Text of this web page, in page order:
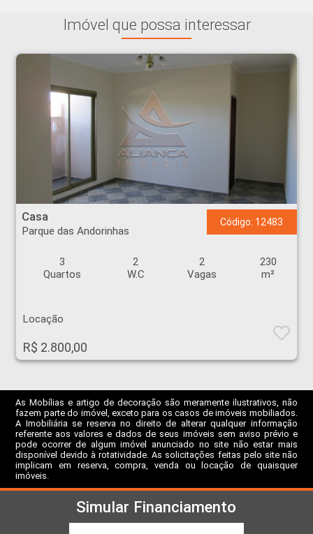
Imóvel que possa interessar
Casa - Parque das Andorinhas - Ribeirão Preto
Casa
Parque das Andorinhas
Código: 12483
3
Quartos
2
W.C
2
Vagas
230
m²
Locação
R$ 2.800,00
As Mobílias e artigo de decoração são meramente ilustrativos, não
fazem parte do imóvel, exceto para os casos de imóveis mobiliados.
A Imobiliária se reserva no direito de alterar qualquer informação
referente aos valores e dados de seus imóveis sem aviso prévio e
pode ocorrer de algum imóvel anunciado no site não estar mais
disponível devido à rotatividade. As solicitações feitas pelo site não
implicam em reserva, compra, venda ou locação de quaisquer
imóveis.
Simular Financiamento